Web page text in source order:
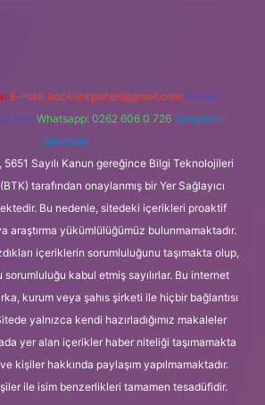
E-mail: backlinkpaneli@gmail.com Teams:
Whatsapp: 0262 606 0 726 Telegram:
@karabul
5651 Sayılı Kanun gereğince Bilgi Teknolojileri
tarafından onaylanmış bir Yer Sağlayıcı
Bu nedenle, sitedeki içerikleri proaktif
araştırma yükümlülüğümüz bulunmamaktadır.
içeriklerin sorumluluğunu taşımakta olup,
kabul etmiş sayılırlar. Bu internet
kurum veya şahıs şirketi ile hiçbir bağlantısı
yalnızca kendi hazırladığımız makaleler
yer alan içerikler haber niteliği taşımamakta
kişiler hakkında paylaşım yapılmamaktadır.
ile isim benzerlikleri tamamen tesadüfidir.